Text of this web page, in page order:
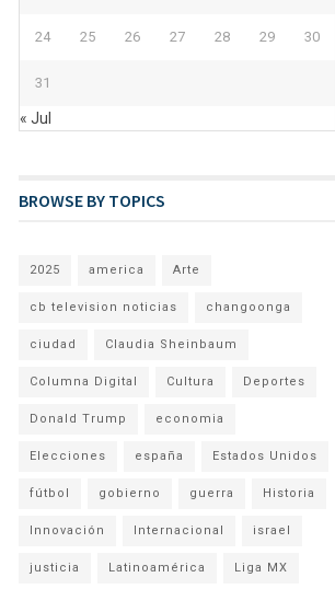
24 25 26 27 28 29 30
31
« Jul
BROWSE BY TOPICS
2025 america Arte
cb television noticias changoonga
ciudad Claudia Sheinbaum
Columna Digital Cultura Deportes
Donald Trump economia
Elecciones españa Estados Unidos
fútbol gobierno guerra Historia
Innovación Internacional israel
justicia Latinoamérica Liga MX